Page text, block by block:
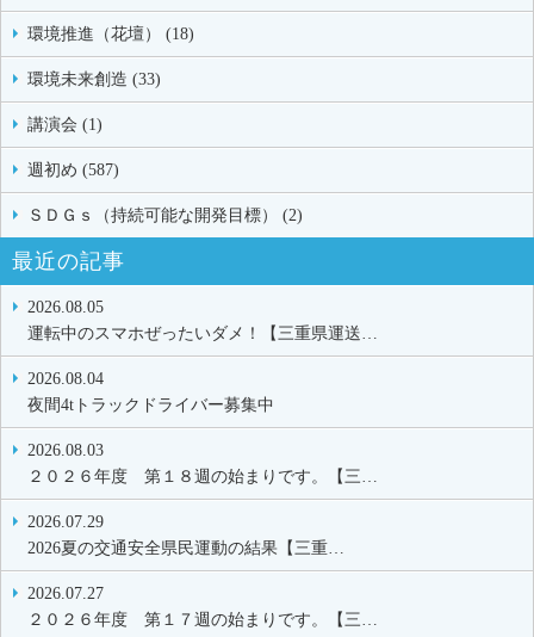
環境推進（花壇） (18)
環境未来創造 (33)
講演会 (1)
週初め (587)
ＳＤＧｓ（持続可能な開発目標） (2)
最近の記事
2026.08.05
運転中のスマホぜったいダメ！【三重県運送…
2026.08.04
夜間4tトラックドライバー募集中
2026.08.03
２０２６年度 第１８週の始まりです。【三…
2026.07.29
2026夏の交通安全県民運動の結果【三重…
2026.07.27
２０２６年度 第１７週の始まりです。【三…